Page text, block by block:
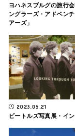
ヨハネスブルグの旅行
ングラーズ・アドベン
アーズ」
2023.05.21
ビートルズ写真展・イ